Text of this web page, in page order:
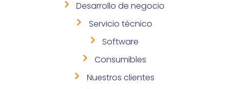
Desarrollo de negocio
Servicio técnico
Software
Consumibles
Nuestros clientes